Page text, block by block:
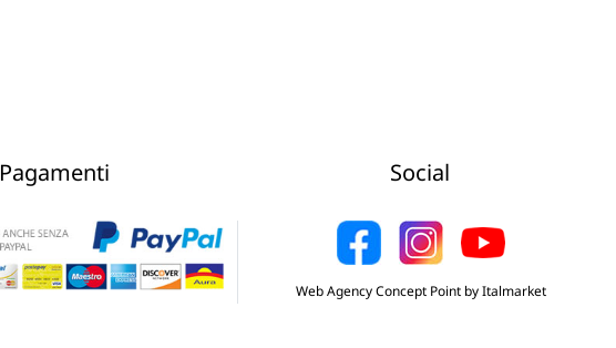
Pagamenti Social
Web Agency Concept Point by Italmarket